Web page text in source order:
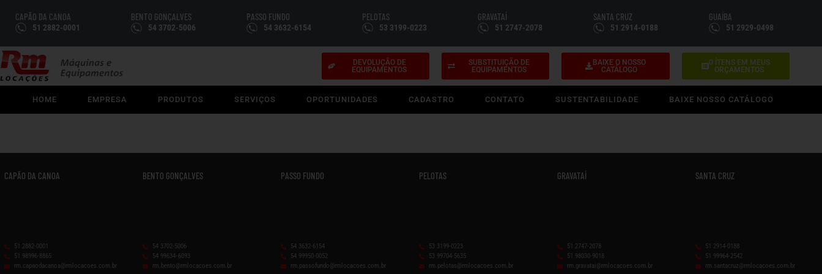
CAPÃO DA CANOA
51 2882-0001
BENTO GONÇALVES
54 3702-5006
PASSO FUNDO
54 3632-6154
PELOTAS
53 3199-0223
GRAVATAÍ
51 2747-2078
SANTA CRUZ
51 2914-0188
GUAÍBA
51 2929-0498
DEVOLUÇÃO DE
EQUIPAMENTOS
SUBSTITUIÇÃO DE
EQUIPAMENTOS
BAIXE O NOSSO
CATÁLOGO
0 ÍTENS EM MEUS
ORÇAMENTOS
HOME EMPRESA PRODUTOS SERVIÇOS OPORTUNIDADES CADASTRO CONTATO SUSTENTABILIDADE BAIXE NOSSO CATÁLOGO
CAPÃO DA CANOA
51 2882-0001
51 98996-8865
rm.capaodacanoa@rmlocacoes.com.br
BENTO GONÇALVES
54 3702-5006
54 99634‑6093‬
rm.bento@rmlocacoes.com.br
PASSO FUNDO
54 3632-6154
54 99950-0052
rm.passofundo@rmlocacoes.com.br
PELOTAS
53 3199-0223
53 99704-5635
rm.pelotas@rmlocacoes.com.br
GRAVATAÍ
51 2747-2078
51 98030-9018
rm.gravatai@rmlocacoes.com.br
SANTA CRUZ
51 2914-0188
51 99964-2542
rm.santacruz@rmlocacoes.com.br